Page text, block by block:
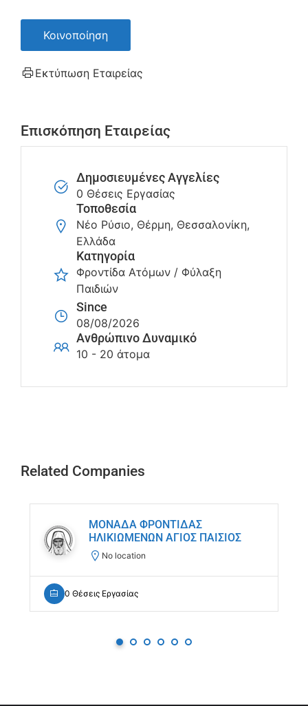
Κοινοποίηση
Εκτύπωση Εταιρείας
Επισκόπηση Εταιρείας
Δημοσιευμένες Αγγελίες
0 Θέσεις Εργασίας
Τοποθεσία
Νέο Ρύσιο, Θέρμη, Θεσσαλονίκη,
Ελλάδα
Κατηγορία
Φροντίδα Ατόμων / Φύλαξη
Παιδιών
Since
08/08/2026
Ανθρώπινο Δυναμικό
10 - 20 άτομα
Related Companies
ΜΟΝΑΔΑ ΦΡΟΝΤΙΔΑΣ
ΗΛΙΚΙΩΜΕΝΩΝ ΑΓΙΟΣ ΠΑΙΣΙΟΣ
No location
0 Θέσεις Εργασίας